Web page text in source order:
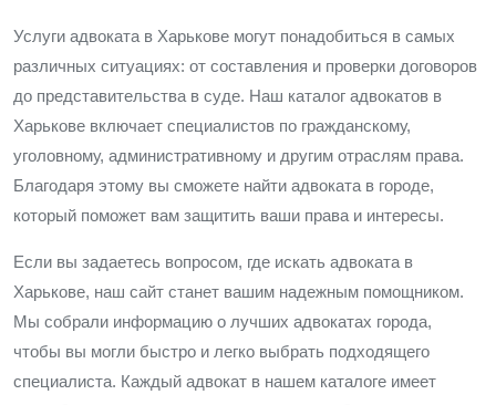
Услуги адвоката в Харькове могут понадобиться в самых
различных ситуациях: от составления и проверки договоров
до представительства в суде. Наш каталог адвокатов в
Харькове включает специалистов по гражданскому,
уголовному, административному и другим отраслям права.
Благодаря этому вы сможете найти адвоката в городе,
который поможет вам защитить ваши права и интересы.
Если вы задаетесь вопросом, где искать адвоката в
Харькове, наш сайт станет вашим надежным помощником.
Мы собрали информацию о лучших адвокатах города,
чтобы вы могли быстро и легко выбрать подходящего
специалиста. Каждый адвокат в нашем каталоге имеет